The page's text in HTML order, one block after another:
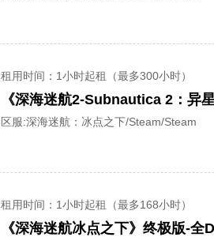
租用时间 ：1小时起租（最多300小时）
区服:深海迷航：冰点之下/Steam/Steam
租用时间 ：1小时起租（最多168小时）
《深海迷航冰点之下》终极版-